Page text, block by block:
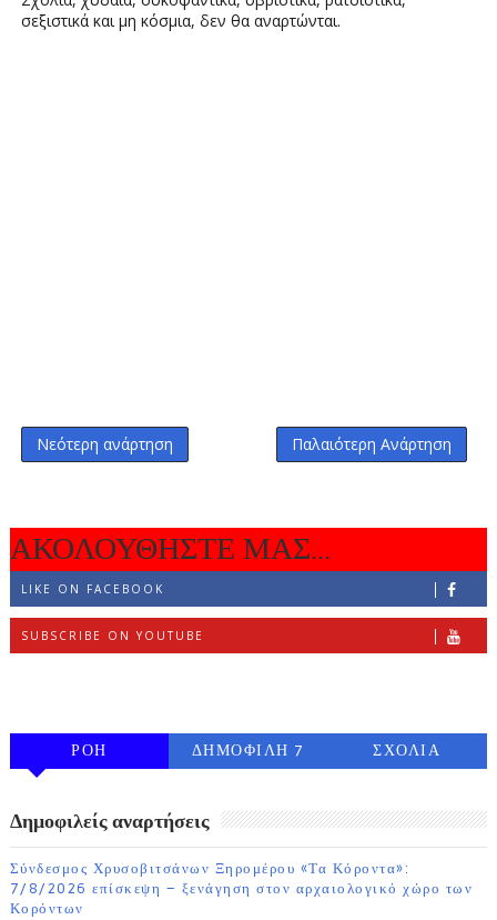
σεξιστικά και μη κόσμια, δεν θα αναρτώνται.
Νεότερη ανάρτηση Παλαιότερη Ανάρτηση
ΑΚΟΛΟΥΘΗΣΤΕ ΜΑΣ...
LIKE ON FACEBOOK
SUBSCRIBE ON YOUTUBE
ΡΟΗ
ΔΗΜΟΦΙΛΗ 7
ΣΧΟΛΙΑ
Δημοφιλείς αναρτήσεις
Σύνδεσμος Χρυσοβιτσάνων Ξηρομέρου «Τα Κόροντα»:
7/8/2026 επίσκεψη – ξενάγηση στον αρχαιολογικό χώρο των
Κορόντων